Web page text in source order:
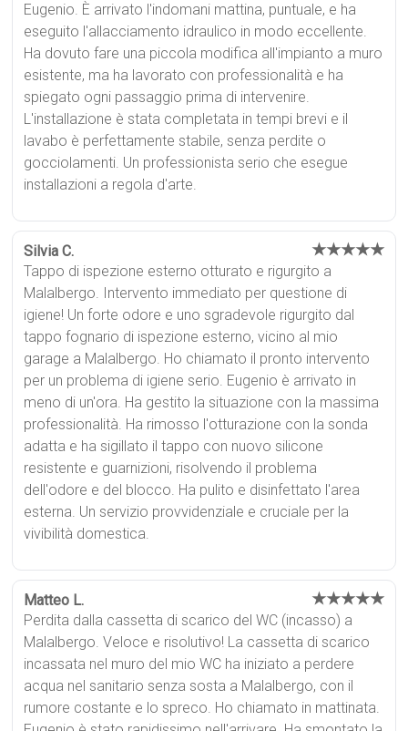
Eugenio. È arrivato l'indomani mattina, puntuale, e ha
eseguito l'allacciamento idraulico in modo eccellente.
Ha dovuto fare una piccola modifica all'impianto a muro
esistente, ma ha lavorato con professionalità e ha
spiegato ogni passaggio prima di intervenire.
L'installazione è stata completata in tempi brevi e il
lavabo è perfettamente stabile, senza perdite o
gocciolamenti. Un professionista serio che esegue
installazioni a regola d'arte.
Silvia C. ★★★★★
Tappo di ispezione esterno otturato e rigurgito a
Malalbergo. Intervento immediato per questione di
igiene! Un forte odore e uno sgradevole rigurgito dal
tappo fognario di ispezione esterno, vicino al mio
garage a Malalbergo. Ho chiamato il pronto intervento
per un problema di igiene serio. Eugenio è arrivato in
meno di un'ora. Ha gestito la situazione con la massima
professionalità. Ha rimosso l'otturazione con la sonda
adatta e ha sigillato il tappo con nuovo silicone
resistente e guarnizioni, risolvendo il problema
dell'odore e del blocco. Ha pulito e disinfettato l'area
esterna. Un servizio provvidenziale e cruciale per la
vivibilità domestica.
Matteo L. ★★★★★
Perdita dalla cassetta di scarico del WC (incasso) a
Malalbergo. Veloce e risolutivo! La cassetta di scarico
incassata nel muro del mio WC ha iniziato a perdere
acqua nel sanitario senza sosta a Malalbergo, con il
rumore costante e lo spreco. Ho chiamato in mattinata.